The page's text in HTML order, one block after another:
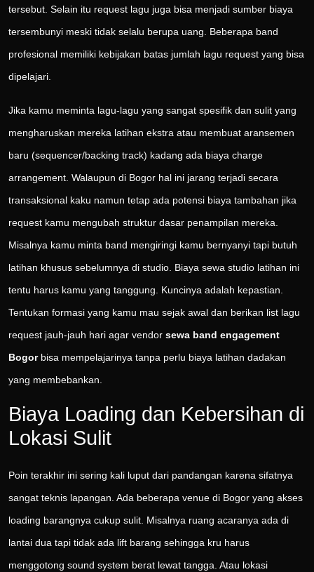
tersebut. Selain itu request lagu juga bisa menjadi sumber biaya
tersembunyi meski tidak selalu berupa uang. Beberapa band
profesional memiliki kebijakan batas jumlah lagu request yang bisa
dipelajari.
Jika kamu meminta lagu-lagu yang sangat spesifik dan sulit yang
mengharuskan mereka latihan ekstra atau membuat aransemen
baru (sequencer/backing track) kadang ada biaya charge
arrangement. Walaupun di Bogor hal ini jarang terjadi secara
transaksional kaku namun tetap ada potensi biaya tambahan jika
request kamu mengubah struktur dasar penampilan mereka.
Misalnya kamu minta band mengiringi kamu bernyanyi tapi butuh
latihan khusus sebelumnya di studio. Biaya sewa studio latihan ini
tentu harus kamu yang tanggung. Kuncinya adalah kepastian.
Tentukan formasi yang kamu mau sejak awal dan berikan list lagu
request jauh-jauh hari agar vendor sewa band engagement
Bogorbisa mempelajarinya tanpa perlu biaya latihan dadakan
yang membebankan.
Biaya Loading dan Kebersihan di
Lokasi Sulit
Poin terakhir ini sering kali luput dari pandangan karena sifatnya
sangat teknis lapangan. Ada beberapa venue di Bogor yang akses
loading barangnya cukup sulit. Misalnya ruang acaranya ada di
lantai dua tapi tidak ada lift barang sehingga kru harus
menggotong sound system berat lewat tangga. Atau lokasi